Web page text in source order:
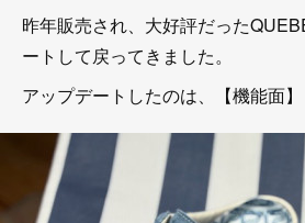
昨年販売され、大好評だった
ートして戻ってきました。
アップデートしたのは、【機能面】